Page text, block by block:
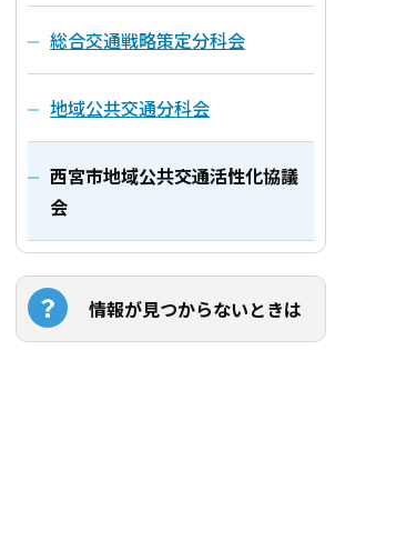
総合交通戦略策定分科会
地域公共交通分科会
西宮市地域公共交通活性化協議
会
情報が見つからないときは